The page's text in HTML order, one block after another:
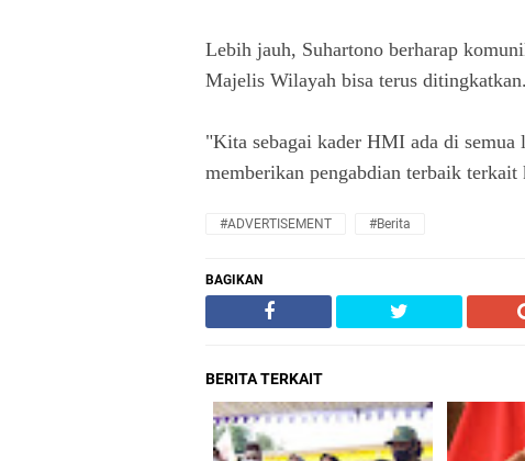
Lebih jauh, Suhartono berharap
Majelis Wilayah bisa terus ditingkatkan.
"Kita sebagai kader HMI ada di
memberikan pengabdian terbaik
#ADVERTISEMENT #Berita
BAGIKAN
BERITA TERKAIT